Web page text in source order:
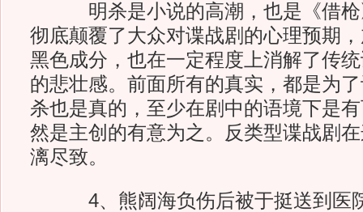
明杀是小说的高潮，也是《借枪
彻底颠覆了大众对谍战剧的心理预期
黑色成分，也在一定程度上消解了传
的悲壮感。前面所有的真实，都是为
杀也是真的，至少在剧中的语境下是
然是主创的有意为之。反类型谍战剧
漓尽致。
4、熊阔海负伤后被于挺送到医院